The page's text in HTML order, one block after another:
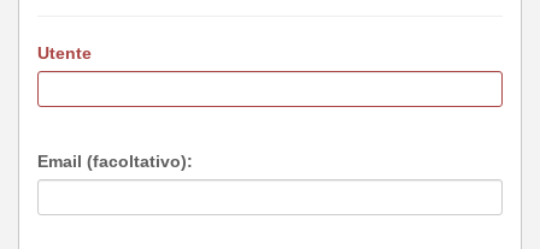
Utente
Email (facoltativo):